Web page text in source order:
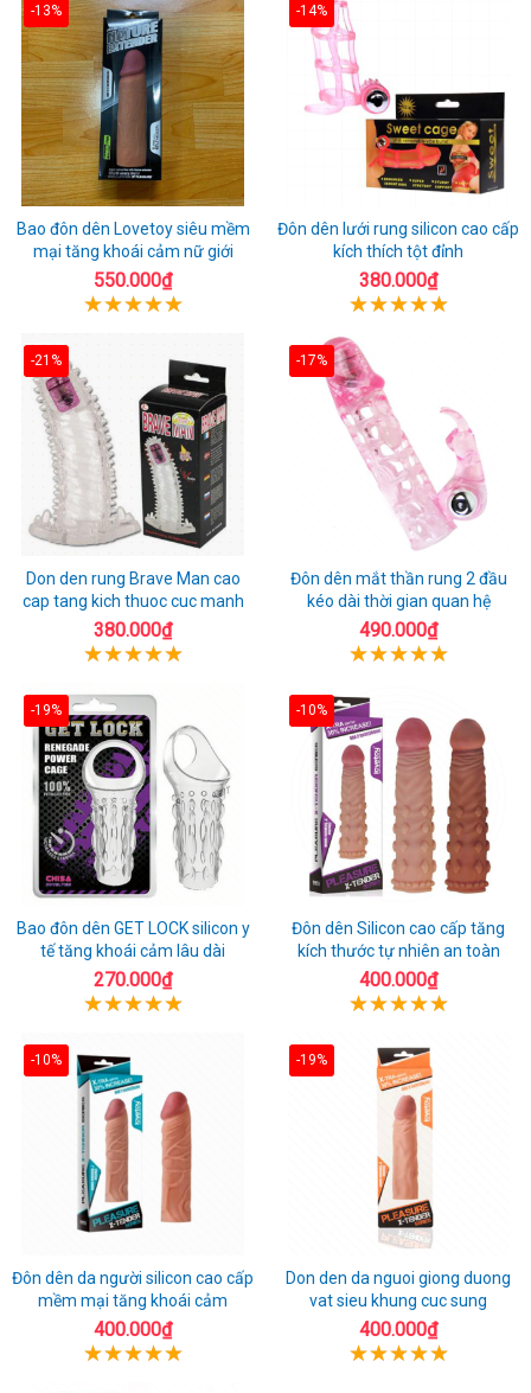
-13%
Bao đôn dên Lovetoy siêu mềm
mại tăng khoái cảm nữ giới
550.000₫
-14%
Đôn dên lưới rung silicon cao cấp
kích thích tột đỉnh
380.000₫
-21%
Don den rung Brave Man cao
cap tang kich thuoc cuc manh
380.000₫
-17%
Đôn dên mắt thần rung 2 đầu
kéo dài thời gian quan hệ
490.000₫
-19%
Bao đôn dên GET LOCK silicon y
tế tăng khoái cảm lâu dài
270.000₫
-10%
Đôn dên Silicon cao cấp tăng
kích thước tự nhiên an toàn
400.000₫
-10%
Đôn dên da người silicon cao cấp
mềm mại tăng khoái cảm
400.000₫
-19%
Don den da nguoi giong duong
vat sieu khung cuc sung
400.000₫